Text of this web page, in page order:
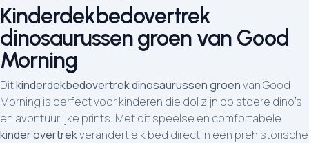
Kinderdekbedovertrek
dinosaurussen groen van Good
Morning
Ditkinderdekbedovertrek dinosaurussen groenvan Good
Morning is perfect voor kinderen die dol zijn op stoere dino’s
en avontuurlijke prints. Met dit speelse en comfortabele
kinder overtrekverandert elk bed direct in een prehistorische